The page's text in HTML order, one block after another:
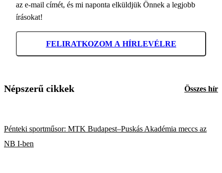
az e-mail címét, és mi naponta elküldjük Önnek a legjobb
írásokat!
FELIRATKOZOM A HÍRLEVÉLRE
Népszerű cikkek Összes hír
Pénteki sportműsor: MTK Budapest–Puskás Akadémia meccs az
NB I-ben